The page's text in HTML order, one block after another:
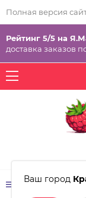
Полная версия
Рейтинг 5/5 на
доставка заказов
Ваш город
КАТАЛОГ